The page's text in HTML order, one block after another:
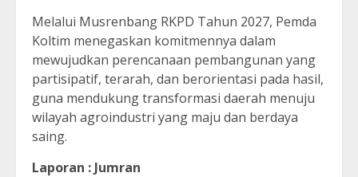
Melalui Musrenbang RKPD Tahun 2027, Pemda
Koltim menegaskan komitmennya dalam
mewujudkan perencanaan pembangunan yang
partisipatif, terarah, dan berorientasi pada hasil,
guna mendukung transformasi daerah menuju
wilayah agroindustri yang maju dan berdaya
saing.
Laporan : Jumran